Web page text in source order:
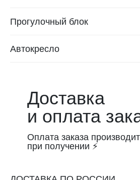
Прогулочный блок
Автокресло
Доставка
и оплата
Оплата заказа
при получении ⚡